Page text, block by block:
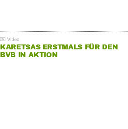
KARETSAS ERSTMALS FÜR DEN
BVB IN AKTION